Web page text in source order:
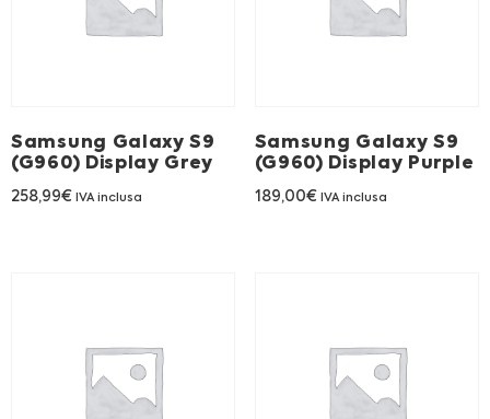
Samsung Galaxy S9
(G960) Display Grey
258,99€ IVA inclusa
Samsung Galaxy S9
(G960) Display Purple
189,00€ IVA inclusa